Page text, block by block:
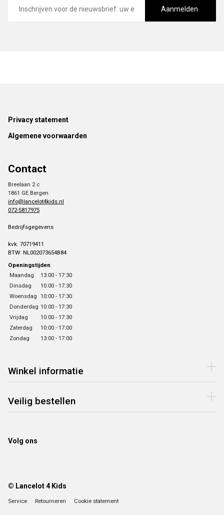
mailadres
Aanmelden
Footer
Privacy statement
Algemene voorwaarden
Contact
Breelaan 2 c
1861 GE Bergen
info@lancelot4kids.nl
072-5817975
Bedrijfsgegevens
kvk. 70719411
BTW: NL002073654B84
Openingstijden
Maandag
13:00 - 17:30
Dinsdag
10:00 - 17:30
Woensdag 10:00 - 17:30
Donderdag 10:00 - 17:30
Vrijdag
10:00 - 17:30
Zaterdag
10:00 - 17:00
Zondag
13:00 - 17:00
Winkel informatie
Veilig bestellen
Volg ons
© Lancelot 4 Kids
Service Retourneren Cookie statement